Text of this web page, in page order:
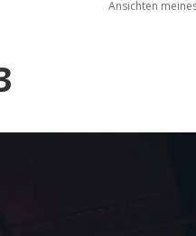
Ansichten